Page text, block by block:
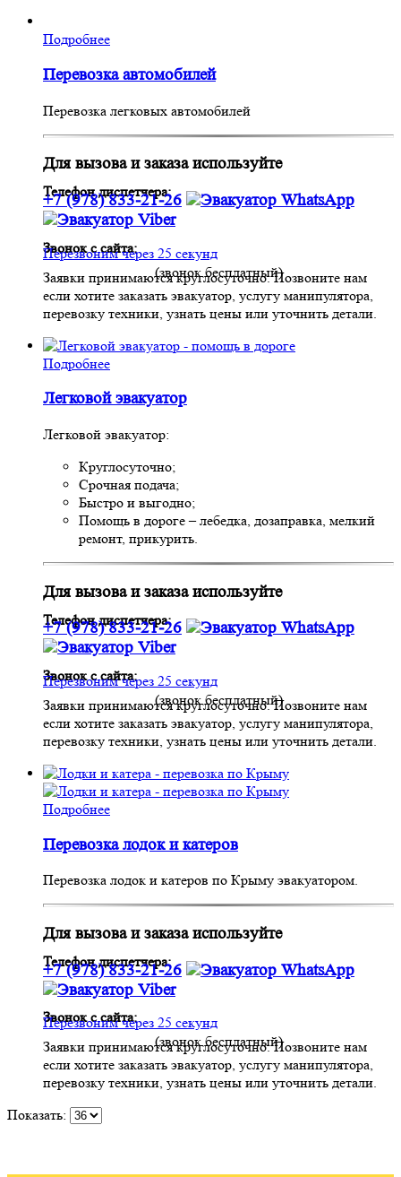
Подробнее
Перевозка автомобилей
Перевозка легковых автомобилей
Для вызова и заказа используйте
Телефон диспетчера:
+7 (978) 833-21-26
Звонок с сайта:
Перезвоним через 25 секунд
(звонок бесплатный)
Заявки принимаются круглосуточно. Позвоните нам
если хотите заказать эвакуатор, услугу манипулятора,
перевозку техники, узнать цены или уточнить детали.
Подробнее
Легковой эвакуатор
Легковой эвакуатор:
Круглосуточно;
Срочная подача;
Быстро и выгодно;
Помощь в дороге – лебедка, дозаправка, мелкий
ремонт, прикурить.
Для вызова и заказа используйте
Телефон диспетчера:
+7 (978) 833-21-26
Звонок с сайта:
Перезвоним через 25 секунд
(звонок бесплатный)
Заявки принимаются круглосуточно. Позвоните нам
если хотите заказать эвакуатор, услугу манипулятора,
перевозку техники, узнать цены или уточнить детали.
Подробнее
Перевозка лодок и катеров
Перевозка лодок и катеров по Крыму эвакуатором.
Для вызова и заказа используйте
Телефон диспетчера:
+7 (978) 833-21-26
Звонок с сайта:
Перезвоним через 25 секунд
(звонок бесплатный)
Заявки принимаются круглосуточно. Позвоните нам
если хотите заказать эвакуатор, услугу манипулятора,
перевозку техники, узнать цены или уточнить детали.
Показать: